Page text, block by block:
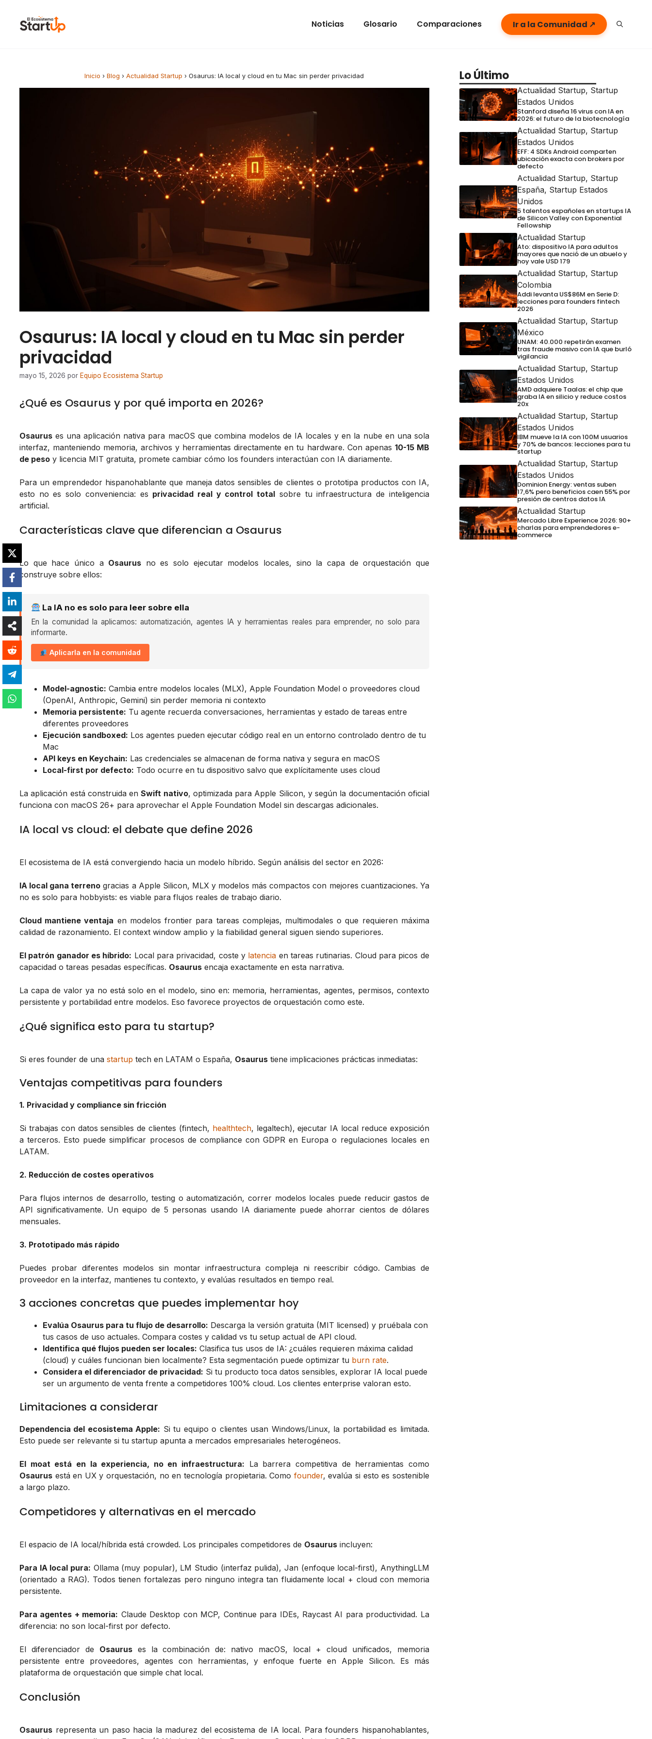
Noticias Glosario Comparaciones Ir a la Comunidad ↗
Inicio › Blog › Actualidad Startup › Osaurus: IA local y cloud en tu Mac sin perder privacidad
Osaurus: IA local y cloud en tu Mac sin perder
privacidad
mayo 15, 2026 por Equipo Ecosistema Startup
¿Qué es Osaurus y por qué importa en 2026?
Osaurus es una aplicación nativa para macOS que combina modelos de IA locales y en la nube en una sola
interfaz, manteniendo memoria, archivos y herramientas directamente en tu hardware. Con apenas 10-15 MB
de peso y licencia MIT gratuita, promete cambiar cómo los founders interactúan con IA diariamente.
Para un emprendedor hispanohablante que maneja datos sensibles de clientes o prototipa productos con IA,
esto no es solo conveniencia: es privacidad real y control total sobre tu infraestructura de inteligencia
artificial.
Características clave que diferencian a Osaurus
Lo que hace único a Osaurus no es solo ejecutar modelos locales, sino la capa de orquestación que
construye sobre ellos:
La IA no es solo para leer sobre ella
En la comunidad la aplicamos: automatización, agentes IA y herramientas reales para emprender, no solo para
informarte.
Aplicarla en la comunidad
Model-agnostic: Cambia entre modelos locales (MLX), Apple Foundation Model o proveedores cloud
(OpenAI, Anthropic, Gemini) sin perder memoria ni contexto
Memoria persistente: Tu agente recuerda conversaciones, herramientas y estado de tareas entre
diferentes proveedores
Ejecución sandboxed: Los agentes pueden ejecutar código real en un entorno controlado dentro de tu
Mac
API keys en Keychain: Las credenciales se almacenan de forma nativa y segura en macOS
Local-first por defecto: Todo ocurre en tu dispositivo salvo que explícitamente uses cloud
La aplicación está construida enSwift nativo, optimizada para Apple Silicon, y según la documentación oficial
funciona con macOS 26+ para aprovechar el Apple Foundation Model sin descargas adicionales.
IA local vs cloud: el debate que define 2026
El ecosistema de IA está convergiendo hacia un modelo híbrido. Según análisis del sector en 2026:
IA local gana terreno gracias a Apple Silicon, MLX y modelos más compactos con mejores cuantizaciones. Ya
no es solo para hobbyists: es viable para flujos reales de trabajo diario.
Cloud mantiene ventaja en modelos frontier para tareas complejas, multimodales o que requieren máxima
calidad de razonamiento. El context window amplio y la fiabilidad general siguen siendo superiores.
El patrón ganador es híbrido: Local para privacidad, coste y latencia en tareas rutinarias. Cloud para picos de
capacidad o tareas pesadas específicas. Osaurus encaja exactamente en esta narrativa.
La capa de valor ya no está solo en el modelo, sino en: memoria, herramientas, agentes, permisos, contexto
persistente y portabilidad entre modelos. Eso favorece proyectos de orquestación como este.
¿Qué significa esto para tu startup?
Si eres founder de una startup tech en LATAM o España, Osaurus tiene implicaciones prácticas inmediatas:
Ventajas competitivas para founders
1. Privacidad y compliance sin fricción
Si trabajas con datos sensibles de clientes (fintech, healthtech, legaltech), ejecutar IA local reduce exposición
a terceros. Esto puede simplificar procesos de compliance con GDPR en Europa o regulaciones locales en
LATAM.
2. Reducción de costes operativos
Para flujos internos de desarrollo, testing o automatización, correr modelos locales puede reducir gastos de
API significativamente. Un equipo de 5 personas usando IA diariamente puede ahorrar cientos de dólares
mensuales.
3. Prototipado más rápido
Puedes probar diferentes modelos sin montar infraestructura compleja ni reescribir código. Cambias de
proveedor en la interfaz, mantienes tu contexto, y evalúas resultados en tiempo real.
3 acciones concretas que puedes implementar hoy
Evalúa Osaurus para tu flujo de desarrollo: Descarga la versión gratuita (MIT licensed) y pruébala con
tus casos de uso actuales. Compara costes y calidad vs tu setup actual de API cloud.
Identifica qué flujos pueden ser locales: Clasifica tus usos de IA: ¿cuáles requieren máxima calidad
(cloud) y cuáles funcionan bien localmente? Esta segmentación puede optimizar tu burn rate.
Considera el diferenciador de privacidad: Si tu producto toca datos sensibles, explorar IA local puede
ser un argumento de venta frente a competidores 100% cloud. Los clientes enterprise valoran esto.
Limitaciones a considerar
Dependencia del ecosistema Apple: Si tu equipo o clientes usan Windows/Linux, la portabilidad es limitada.
Esto puede ser relevante si tu startup apunta a mercados empresariales heterogéneos.
El moat está en la experiencia, no en infraestructura: La barrera competitiva de herramientas como
Osaurus está en UX y orquestación, no en tecnología propietaria. Como founder, evalúa si esto es sostenible
a largo plazo.
Competidores y alternativas en el mercado
El espacio de IA local/híbrida está crowded. Los principales competidores de Osaurus incluyen:
Para IA local pura: Ollama (muy popular), LM Studio (interfaz pulida), Jan (enfoque local-first), AnythingLLM
(orientado a RAG). Todos tienen fortalezas pero ninguno integra tan fluidamente local + cloud con memoria
persistente.
Para agentes + memoria: Claude Desktop con MCP, Continue para IDEs, Raycast AI para productividad. La
diferencia: no son local-first por defecto.
El diferenciador de Osauruses la combinación de: nativo macOS, local + cloud unificados, memoria
persistente entre proveedores, agentes con herramientas, y enfoque fuerte en Apple Silicon. Es más
plataforma de orquestación que simple chat local.
Conclusión
Osaurus representa un paso hacia la madurez del ecosistema de IA local. Para founders hispanohablantes,
Lo Último
Actualidad Startup, Startup
Estados Unidos
Stanford diseña 16 virus con IA en
2026: el futuro de la biotecnología
Actualidad Startup, Startup
Estados Unidos
EFF: 4 SDKs Android comparten
ubicación exacta con brokers por
defecto
Actualidad Startup, Startup
España, Startup Estados
Unidos
5 talentos españoles en startups IA
de Silicon Valley con Exponential
Fellowship
Actualidad Startup
Ato: dispositivo IA para adultos
mayores que nació de un abuelo y
hoy vale USD 179
Actualidad Startup, Startup
Colombia
Addi levanta US$86M en Serie D:
lecciones para founders fintech
2026
Actualidad Startup, Startup
México
UNAM: 40.000 repetirán examen
tras fraude masivo con IA que burló
vigilancia
Actualidad Startup, Startup
Estados Unidos
AMD adquiere Taalas: el chip que
graba IA en silicio y reduce costos
20x
Actualidad Startup, Startup
Estados Unidos
IBM mueve la IA con 100M usuarios
y 70% de bancos: lecciones para tu
startup
Actualidad Startup, Startup
Estados Unidos
Dominion Energy: ventas suben
17,6% pero beneficios caen 55% por
presión de centros datos IA
Actualidad Startup
Mercado Libre Experience 2026: 90+
charlas para emprendedores e-
commerce